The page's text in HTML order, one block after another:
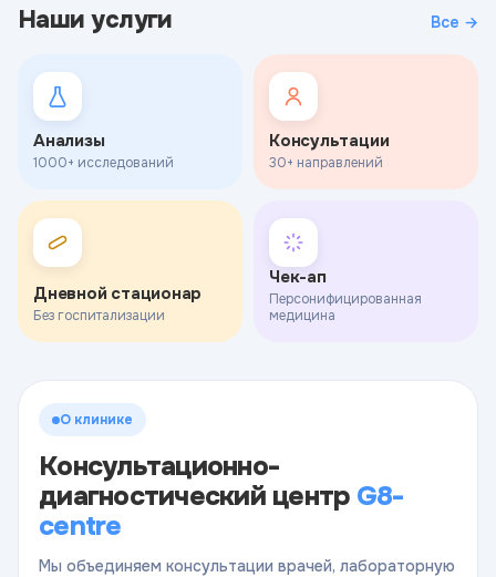
Наши услуги Все →
Анализы
1000+ исследований
Консультации
30+ направлений
Дневной стационар
Без госпитализации
Чек-ап
Персонифицированная
медицина
О клинике
Консультационно-
диагностический центр G8-
centre
Мы объединяем консультации врачей, лабораторную